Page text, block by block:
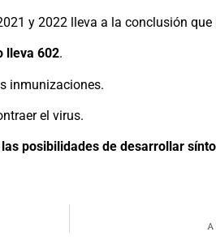
y 2022 lleva a la conclusión
lleva 602.
inmunizaciones.
el virus.
posibilidades de desarrollar